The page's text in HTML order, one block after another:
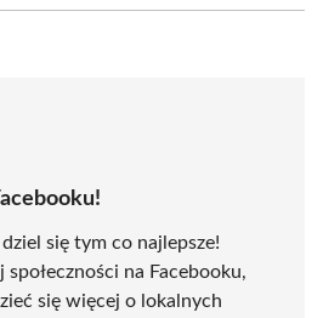
się tym co najlepsze!
społeczności na Facebooku,
się więcej o lokalnych